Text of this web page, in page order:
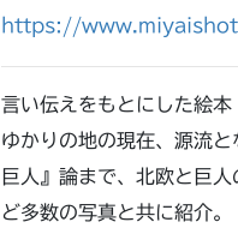
https://
言い伝えをもとにした絵本
ゆかりの地の現在、源流
巨人』論まで、北欧と巨
ど多数の写真と共に紹介。